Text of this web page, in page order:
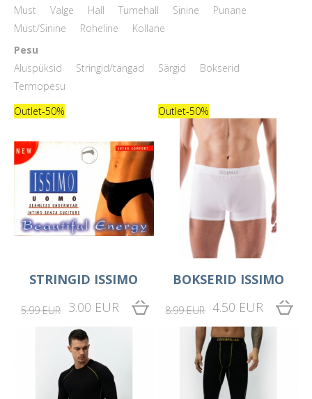
Must
Valge Hall Tumehall Sinine
Punane
Must/Sinine
Roheline
Kollane
Pesu
Aluspüksid
Stringid/tangad Särgid
Bokserid
Termopesu
Outlet-50%
STRINGID ISSIMO
5.99 EUR 3.00 EUR
Outlet-50%
BOKSERID ISSIMO
8.99 EUR 4.50 EUR